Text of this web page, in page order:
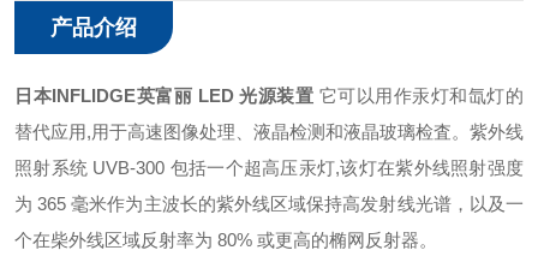
产品介绍
日本INFLIDGE英富丽 LED 光源装置 它可以用作汞灯和氙灯的
替代应用,用于高速图像处理、液晶检测和液晶玻璃检査。紫外线
照射系统 UVB-300 包括一个超高压汞灯,该灯在紫外线照射强度
为 365 毫米作为主波长的紫外线区域保持高发射线光谱，以及一
个在柴外线区域反射率为 80% 或更高的椭网反射器。